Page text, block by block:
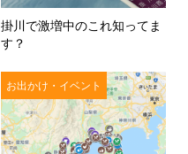
掛川で激増中のこれ知ってま
す？
お出かけ・イベント